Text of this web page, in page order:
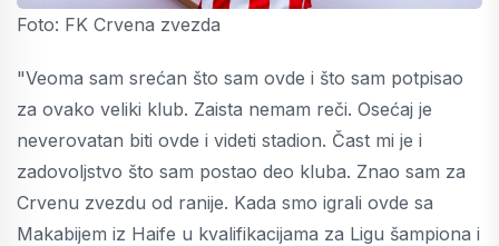
Foto: FK Crvena zvezda
"Veoma sam srećan što sam ovde i što sam potpisao
za ovako veliki klub. Zaista nemam reči. Osećaj je
neverovatan biti ovde i videti stadion. Čast mi je i
zadovoljstvo što sam postao deo kluba. Znao sam za
Crvenu zvezdu od ranije. Kada smo igrali ovde sa
Makabijem iz Haife u kvalifikacijama za Ligu šampiona i